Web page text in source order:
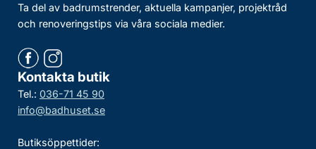
Ta del av badrumstrender, aktuella kampanjer, projektråd
och renoveringstips via våra sociala medier.
Kontakta butik
Tel.: 036-71 45 90
info@badhuset.se
Butiksöppettider: